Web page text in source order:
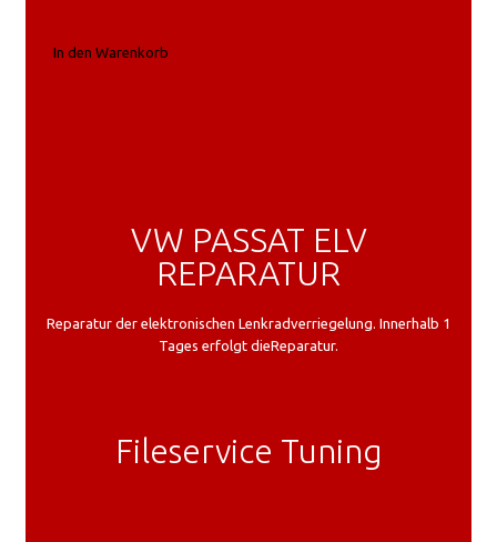
In den Warenkorb
Fileservice Tuning
VW PASSAT ELV
REPARATUR
Reparatur der elektronischen Lenkradverriegelung. Innerhalb 1
Tages erfolgt dieReparatur.